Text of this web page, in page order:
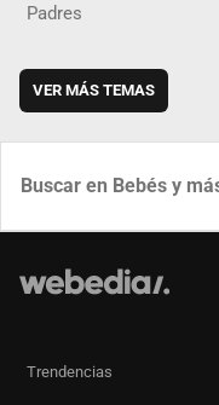
Padres
VER MÁS TEMAS
Trendencias